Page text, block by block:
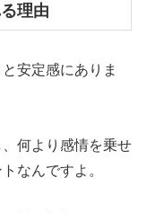
理由
安定感にありま
何より感情を乗せ
なんですよ。